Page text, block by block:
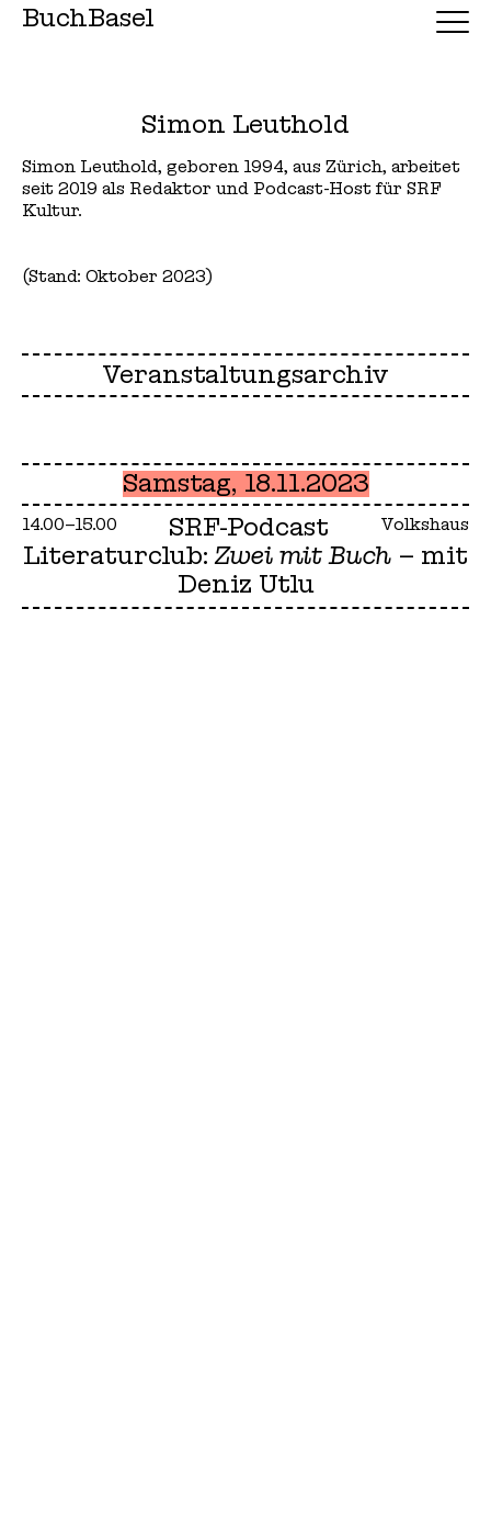
BuchBasel
Simon Leuthold
Simon Leuthold, geboren 1994, aus Zürich, arbeitet
seit 2019 als Redaktor und Podcast-Host für SRF
Kultur.
(Stand: Oktober 2023)
Veranstaltungsarchiv
Samstag, 18.11.2023
14.00–15.00 Volkshaus
SRF-Podcast
Literaturclub:Zwei mit Buch – mit
Deniz Utlu